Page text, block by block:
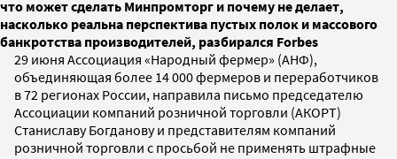
что может сделать Минпромторг и почему не делает,
насколько реальна перспектива пустых полок и массового
банкротства производителей, разбирался Forbes
29 июня Ассоциация «Народный фермер» (АНФ),
объединяющая более 14 000 фермеров и переработчиков
в 72 регионах России, направила письмо председателю
Ассоциации компаний розничной торговли (АКОРТ)
Станиславу Богданову и представителям компаний
розничной торговли с просьбой не применять штрафные